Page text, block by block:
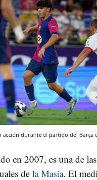
acción durante el partido del Barça
en 2007, es una de
de la Masía. El